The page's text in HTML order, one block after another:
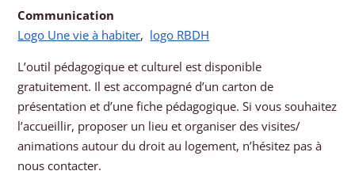
Communication
Logo Une vie à habiter, logo RBDH
L’outil pédagogique et culturel est disponible
gratuitement. Il est accompagné d’un carton de
présentation et d’une fiche pédagogique. Si vous souhaitez
l’accueillir, proposer un lieu et organiser des visites/
animations autour du droit au logement, n’hésitez pas à
nous contacter.